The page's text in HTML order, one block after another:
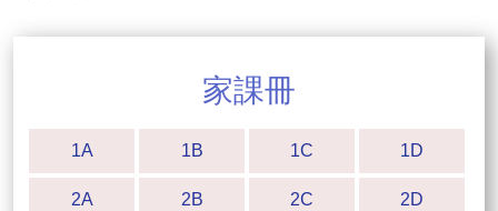
家課冊
1A 1B 1C 1D
2A 2B 2C 2D